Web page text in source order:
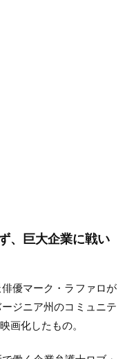
、巨大企業に戦い
優マーク・ラファロが
ジニア州のコミュニテ
画化したもの。